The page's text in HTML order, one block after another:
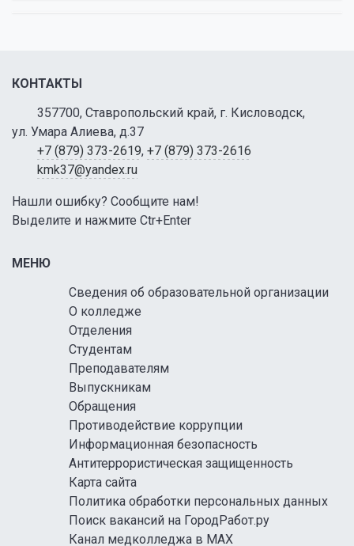
КОНТАКТЫ
357700, Ставропольский край, г. Кисловодск,
ул. Умара Алиева, д.37
+7 (879) 373-2619, +7 (879) 373-2616
kmk37@yandex.ru
Нашли ошибку? Сообщите нам!
Выделите и нажмите Ctr+Enter
МЕНЮ
Сведения об образовательной организации
О колледже
Отделения
Студентам
Преподавателям
Выпускникам
Обращения
Противодействие коррупции
Информационная безопасность
Антитеррористическая защищенность
Карта сайта
Политика обработки персональных данных
Поиск вакансий на ГородРабот.ру
Канал медколледжа в MAX